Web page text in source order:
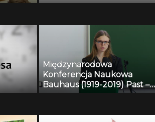
Międzynarodowa
Konferencja Naukowa
Bauhaus (1919-2019) Past –
Present – Future – Liva